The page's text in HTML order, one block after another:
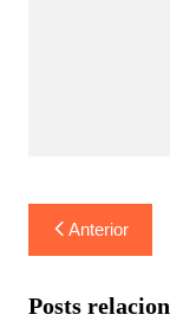
Navegação
de
Post
Anterior
Posts